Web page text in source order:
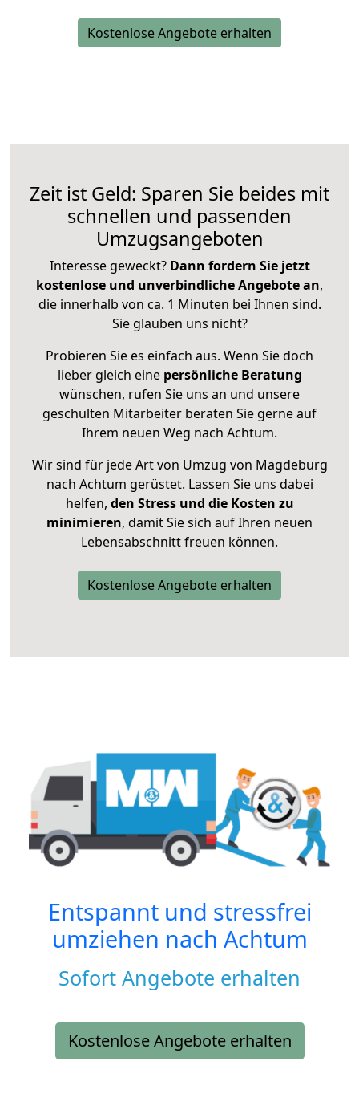
Kostenlose Angebote erhalten
Zeit ist Geld: Sparen Sie beides mit
schnellen und passenden
Umzugsangeboten
Interesse geweckt? Dann fordern Sie jetzt
kostenlose und unverbindliche Angebote an,
die innerhalb von ca. 1 Minuten bei Ihnen sind.
Sie glauben uns nicht?
Probieren Sie es einfach aus. Wenn Sie doch
lieber gleich eine persönliche Beratung
wünschen, rufen Sie uns an und unsere
geschulten Mitarbeiter beraten Sie gerne auf
Ihrem neuen Weg nach Achtum.
Wir sind für jede Art von Umzug von Magdeburg
nach Achtum gerüstet. Lassen Sie uns dabei
helfen, den Stress und die Kosten zu
minimieren, damit Sie sich auf Ihren neuen
Lebensabschnitt freuen können.
Kostenlose Angebote erhalten
Entspannt und stressfrei
umziehen nach Achtum
Sofort Angebote erhalten
Kostenlose Angebote erhalten